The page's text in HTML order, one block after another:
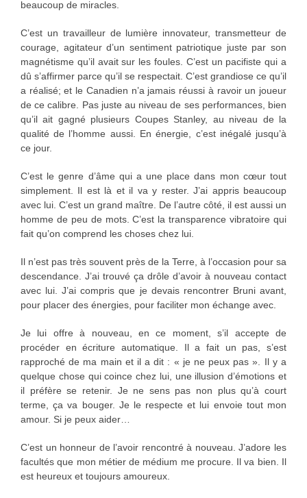
beaucoup de miracles.
C’est un travailleur de lumière innovateur, transmetteur de
courage, agitateur d’un sentiment patriotique juste par son
magnétisme qu’il avait sur les foules. C’est un pacifiste qui a
dû s’affirmer parce qu’il se respectait. C’est grandiose ce qu’il
a réalisé; et le Canadien n’a jamais réussi à ravoir un joueur
de ce calibre. Pas juste au niveau de ses performances, bien
qu’il ait gagné plusieurs Coupes Stanley, au niveau de la
qualité de l’homme aussi. En énergie, c’est inégalé jusqu’à
ce jour.
C’est le genre d’âme qui a une place dans mon cœur tout
simplement. Il est là et il va y rester. J’ai appris beaucoup
avec lui. C’est un grand maître. De l’autre côté, il est aussi un
homme de peu de mots. C’est la transparence vibratoire qui
fait qu’on comprend les choses chez lui.
Il n’est pas très souvent près de la Terre, à l’occasion pour sa
descendance. J’ai trouvé ça drôle d’avoir à nouveau contact
avec lui. J’ai compris que je devais rencontrer Bruni avant,
pour placer des énergies, pour faciliter mon échange avec.
Je lui offre à nouveau, en ce moment, s’il accepte de
procéder en écriture automatique. Il a fait un pas, s’est
rapproché de ma main et il a dit : « je ne peux pas ». Il y a
quelque chose qui coince chez lui, une illusion d’émotions et
il préfère se retenir. Je ne sens pas non plus qu’à court
terme, ça va bouger. Je le respecte et lui envoie tout mon
amour. Si je peux aider…
C’est un honneur de l’avoir rencontré à nouveau. J’adore les
facultés que mon métier de médium me procure. Il va bien. Il
est heureux et toujours amoureux.